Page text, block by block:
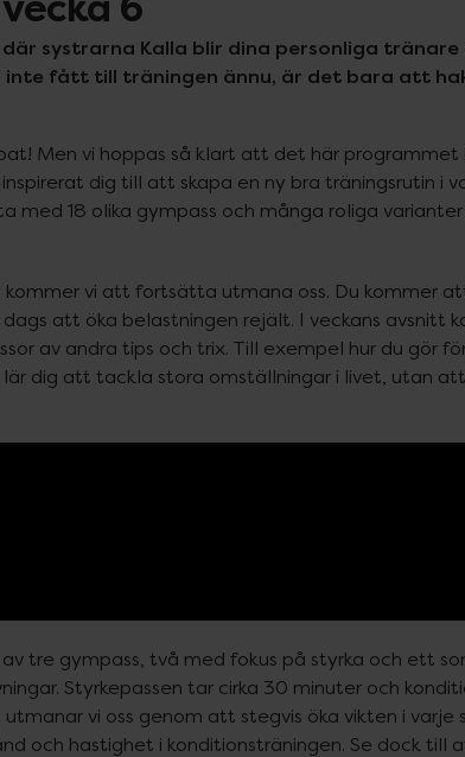
systrarna Kalla blir dina personliga tränare
inte fått till träningen ännu, är det bara att
Men vi hoppas så klart att det här programmet
dig till att skapa en ny bra träningsrutin i
med 18 olika gympass och många roliga
vi att fortsätta utmana oss. Du kommer
att öka belastningen rejält. I veckans avsnitt
av andra tips och trix. Till exempel hur du gör
lär dig att tackla stora omställningar i livet, utan
tre gympass, två med fokus på styrka och ett
Styrkepassen tar cirka 30 minuter och
vi oss genom att stegvis öka vikten i varje
och hastighet i konditionsträningen. Se dock till